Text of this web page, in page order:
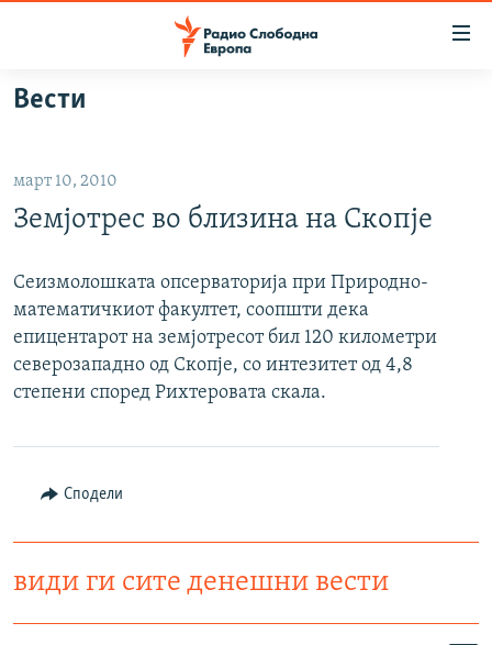
Оди
на
главната
Премини
на
пребарување
ВИЗУЕЛНО
ВЕСТИ
ШТО ТРЕБА ДА ЗНАЕТЕ
ПРИЈАВИ СЕ ЗА ЊУЗЛЕТЕР
ПОДКАСТ ЗОШТО?
Вести
март 10, 2010
Земјотрес во близина на Скопје
Сеизмолошката опсерваторија при Природно-
математичкиот факултет, соопшти дека
епицентарот на земјотресот бил 120 километри
северозападно од Скопје, со интезитет од 4,8
степени според Рихтеровата скала.
Сподели
види ги сите денешни вести